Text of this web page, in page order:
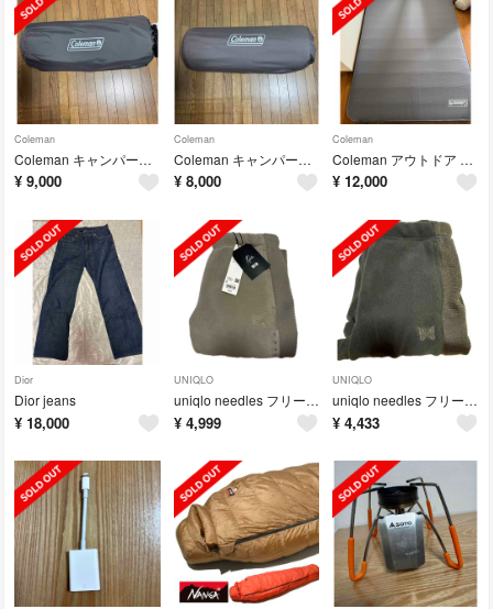
Coleman
Coleman キャンパーインフレーターマットハイピーク シングル 200003
¥ 9,000
Coleman
Coleman キャンパーインフレーターマットハイピーク シングル 200003
¥ 8,000
Coleman
Coleman アウトドア キャンパーインフレーターマットハイピーク ダブル
¥ 12,000
Dior
Dior jeans
¥ 18,000
UNIQLO
uniqlo needles フリースワイドパンツ S 丈長め
¥ 4,999
UNIQLO
uniqlo needles フリースワイドパンツ S 丈長め
¥ 4,433